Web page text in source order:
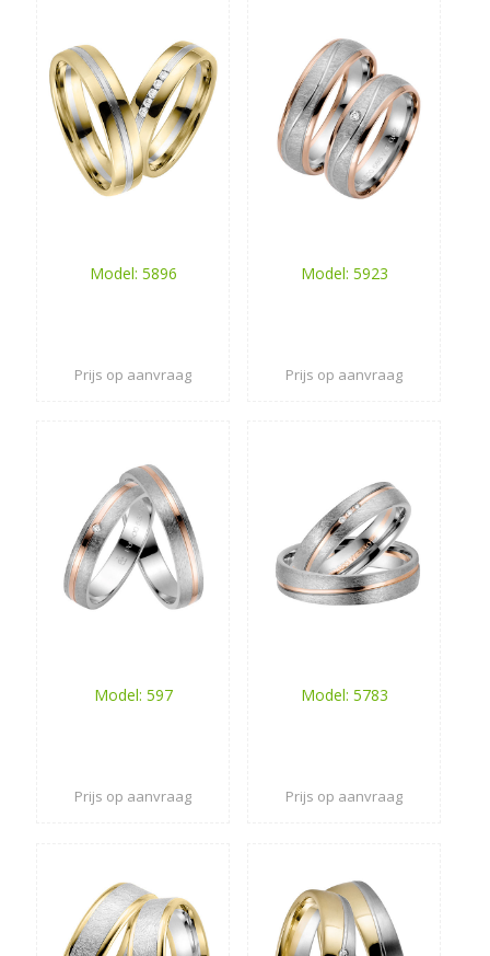
Model: 5896
Prijs op aanvraag
Model: 5923
Prijs op aanvraag
Model: 597
Prijs op aanvraag
Model: 5783
Prijs op aanvraag